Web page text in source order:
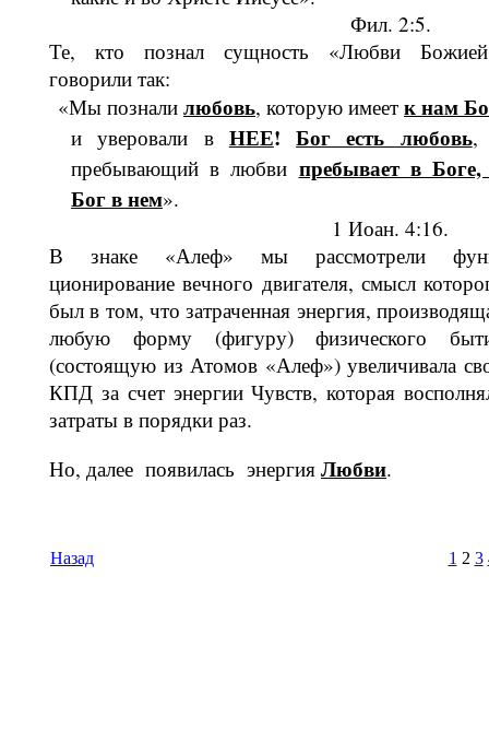
Фил. 2:5.
Те, кто познал сущность «Любви
говорили так:
«Мы познали любовь, которую имеет к нам
и уверовали в НЕЕ!Бог есть любовь,
пребывающий в люб­ви пребывает в
Бог в нем».
1 Иоан. 4:16.
В знаке «Алеф» мы рассмотрели
ционирование вечного двигателя, смысл
был в том, что затраченная энергия,
любую форму (фигуру) физического
(состоящую из Атомов «Алеф») увеличивала
КПД за счет энергии Чувств, которая
затраты в порядки раз.
Но, далее появилась энергия Любви.
Назад 1 2 3